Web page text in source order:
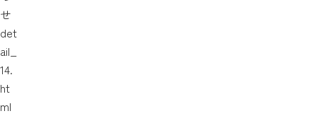
せ
det
ail_
14.
ht
ml